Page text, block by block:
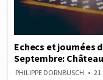
Echecs et journées
Septembre:
PHILIPPE DORNBUSCH 21